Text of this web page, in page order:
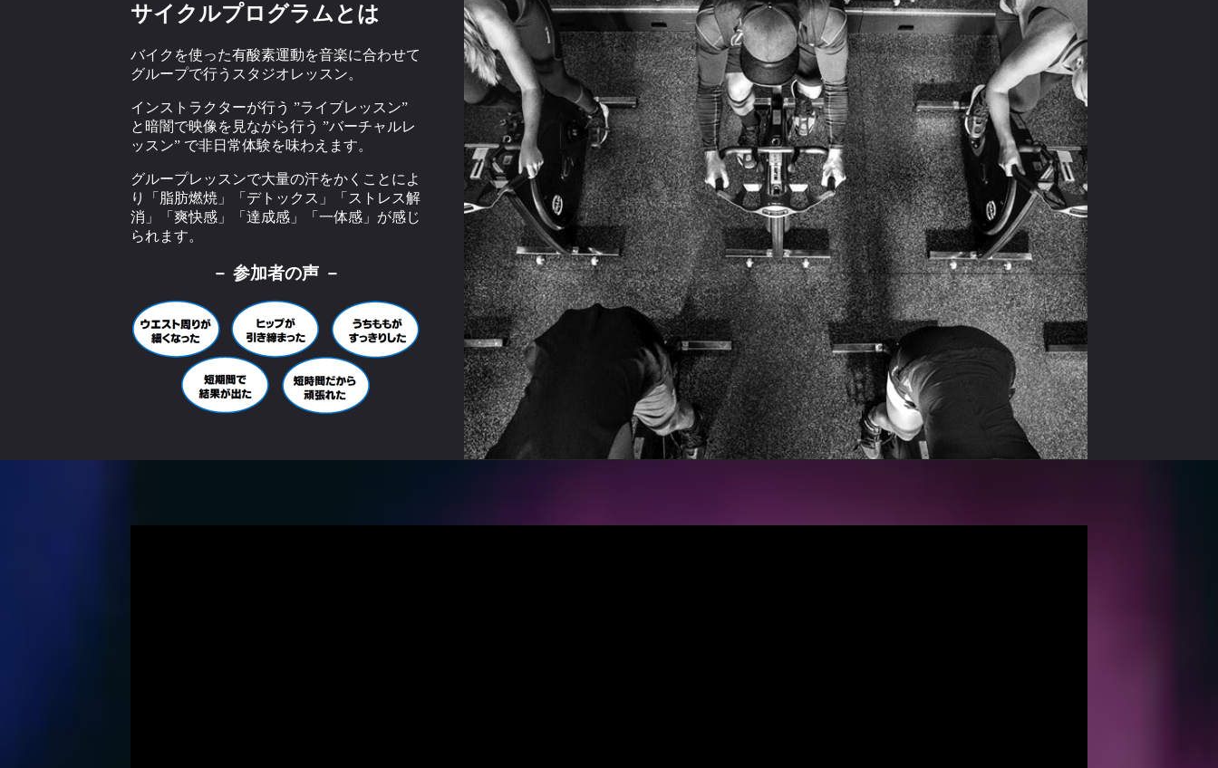
サイクルプログラムとは
バイクを使った有酸素運動を音楽に合わせて
グループで行うスタジオレッスン。
インストラクターが行う ”ライブレッスン”
と暗闇で映像を見ながら行う ”バーチャルレ
ッスン” で非日常体験を味わえます。
グループレッスンで大量の汗をかくことによ
り「脂肪燃焼」「デトックス」「ストレス解
消」「爽快感」「達成感」「一体感」が感じ
られます。
－ 参加者の声 －